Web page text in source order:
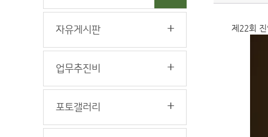
자유게시판
업무추진비
포토갤러리
제22회